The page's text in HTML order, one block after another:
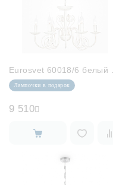
Лампочки в подарок
9 510